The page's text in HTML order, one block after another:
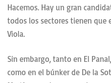
Hacemos. Hay un gran
todos los sectores tienen que
Viola.
Sin embargo, tanto en El
como en el búnker de De la